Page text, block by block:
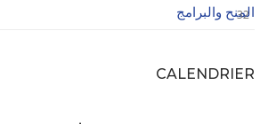
المنح والبرامج
32
CALENDRIER